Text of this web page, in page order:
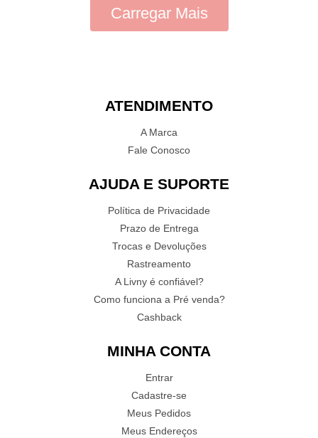
Carregar Mais
ATENDIMENTO
A Marca
Fale Conosco
AJUDA E SUPORTE
Política de Privacidade
Prazo de Entrega
Trocas e Devoluções
Rastreamento
A Livny é confiável?
Como funciona a Pré venda?
Cashback
MINHA CONTA
Entrar
Cadastre-se
Meus Pedidos
Meus Endereços